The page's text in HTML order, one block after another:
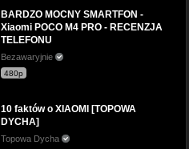
BARDZO MOCNY SMARTFON -
Xiaomi POCO M4 PRO - RECENZJA
TELEFONU
Bezawaryjnie
480p
10 faktów o XIAOMI [TOPOWA
DYCHA]
Topowa Dycha